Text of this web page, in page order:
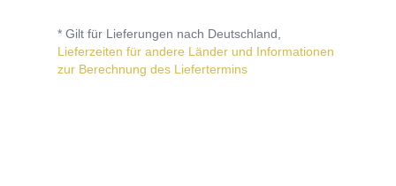
* Gilt für Lieferungen nach Deutschland,
Lieferzeiten für andere Länder und Informationen
zur Berechnung des Liefertermins